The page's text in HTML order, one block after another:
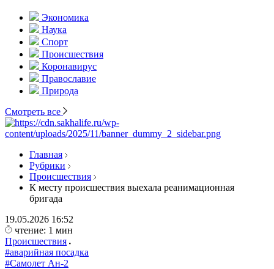
Экономика
Наука
Спорт
Происшествия
Коронавирус
Православие
Природа
Смотреть все
Главная
Рубрики
Происшествия
К месту происшествия выехала реанимационная
бригада
19.05.2026 16:52
чтение: 1 мин
Происшествия
#аварийная посадка
#Самолет Ан-2